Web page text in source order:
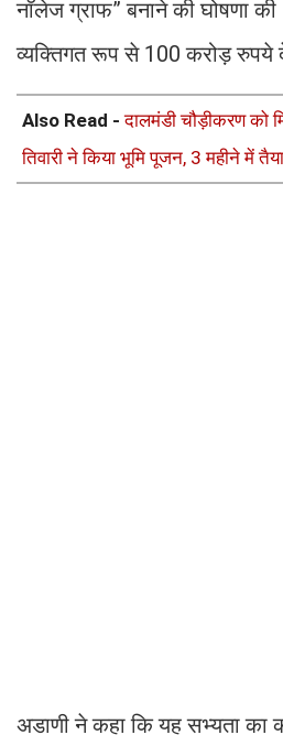
नॉलेज ग्राफ” बनाने की घोषणा
व्यक्तिगत रूप से 100 करोड़ रुपये
Also Read -दालमंडी चौड़ीकरण को
तिवारी ने किया भूमि पूजन, 3 महीने में
अडाणी ने कहा कि यह सभ्यता का